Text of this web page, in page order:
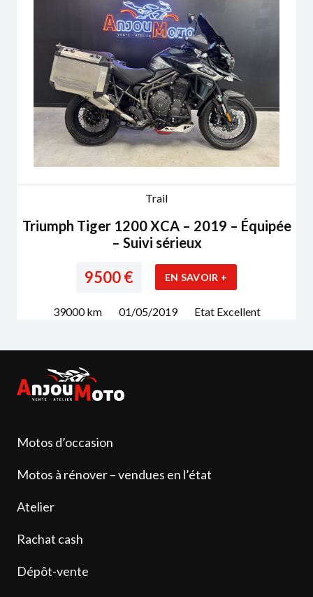
Trail
Triumph Tiger 1200 XCA – 2019 – Équipée
– Suivi sérieux
9500€ EN SAVOIR +
39000km 01/05/2019 Etat Excellent
Motos d’occasion
Motos à rénover – vendues en l’état
Atelier
Rachat cash
Dépôt-vente